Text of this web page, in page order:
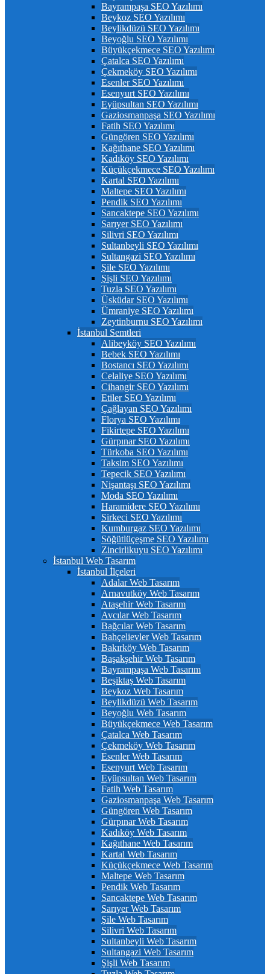
Bayrampaşa SEO Yazılımı
Beykoz SEO Yazılımı
Beylikdüzü SEO Yazılımı
Beyoğlu SEO Yazılımı
Büyükçekmece SEO Yazılımı
Çatalca SEO Yazılımı
Çekmeköy SEO Yazılımı
Esenler SEO Yazılımı
Esenyurt SEO Yazılımı
Eyüpsultan SEO Yazılımı
Gaziosmanpaşa SEO Yazılımı
Fatih SEO Yazılımı
Güngören SEO Yazılımı
Kağıthane SEO Yazılımı
Kadıköy SEO Yazılımı
Küçükçekmece SEO Yazılımı
Kartal SEO Yazılımı
Maltepe SEO Yazılımı
Pendik SEO Yazılımı
Sancaktepe SEO Yazılımı
Sarıyer SEO Yazılımı
Silivri SEO Yazılımı
Sultanbeyli SEO Yazılımı
Sultangazi SEO Yazılımı
Şile SEO Yazılımı
Şişli SEO Yazılımı
Tuzla SEO Yazılımı
Üsküdar SEO Yazılımı
Ümraniye SEO Yazılımı
Zeytinburnu SEO Yazılımı
İstanbul Semtleri
Alibeyköy SEO Yazılımı
Bebek SEO Yazılımı
Bostancı SEO Yazılımı
Celaliye SEO Yazılımı
Cihangir SEO Yazılımı
Etiler SEO Yazılımı
Çağlayan SEO Yazılımı
Florya SEO Yazılımı
Fikirtepe SEO Yazılımı
Gürpınar SEO Yazılımı
Türkoba SEO Yazılımı
Taksim SEO Yazılımı
Tepecik SEO Yazılımı
Nişantaşı SEO Yazılımı
Moda SEO Yazılımı
Haramidere SEO Yazılımı
Sirkeci SEO Yazılımı
Kumburgaz SEO Yazılımı
Söğütlüçeşme SEO Yazılımı
Zincirlikuyu SEO Yazılımı
İstanbul Web Tasarım
İstanbul İlçeleri
Adalar Web Tasarım
Arnavutköy Web Tasarım
Ataşehir Web Tasarım
Avcılar Web Tasarım
Bağcılar Web Tasarım
Bahçelievler Web Tasarım
Bakırköy Web Tasarım
Başakşehir Web Tasarım
Bayrampaşa Web Tasarım
Beşiktaş Web Tasarım
Beykoz Web Tasarım
Beylikdüzü Web Tasarım
Beyoğlu Web Tasarım
Büyükçekmece Web Tasarım
Çatalca Web Tasarım
Çekmeköy Web Tasarım
Esenler Web Tasarım
Esenyurt Web Tasarım
Eyüpsultan Web Tasarım
Fatih Web Tasarım
Gaziosmanpaşa Web Tasarım
Güngören Web Tasarım
Gürpınar Web Tasarım
Kadıköy Web Tasarım
Kağıthane Web Tasarım
Kartal Web Tasarım
Küçükçekmece Web Tasarım
Maltepe Web Tasarım
Pendik Web Tasarım
Sancaktepe Web Tasarım
Sarıyer Web Tasarım
Şile Web Tasarım
Silivri Web Tasarım
Sultanbeyli Web Tasarım
Sultangazi Web Tasarım
Şişli Web Tasarım